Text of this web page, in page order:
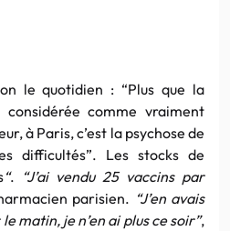
le quotidien : “Plus que la
considérée comme vraiment
à Paris, c’est la psychose de
difficultés”. Les stocks de
“. “J’ai vendu 25 vaccins par
parisien. “J’en avais
matin, je n’en ai plus ce soir”,